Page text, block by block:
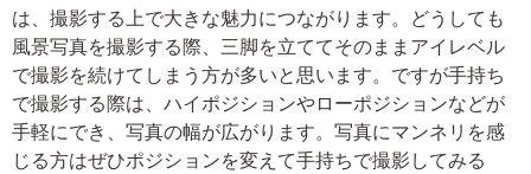
は、撮影する上で大きな魅力につながります。どうしても
風景写真を撮影する際、三脚を立ててそのままアイレベル
で撮影を続けてしまう方が多いと思います。ですが手持ち
で撮影する際は、ハイポジションやローポジションなどが
手軽にでき、写真の幅が広がります。写真にマンネリを感
じる方はぜひポジションを変えて手持ちで撮影してみる